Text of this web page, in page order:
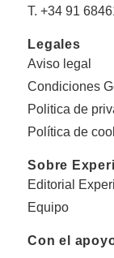
T. +34 91
Legales
Aviso legal
Condiciones
Politica de
Política de
Sobre
Editorial
Equipo
Con el